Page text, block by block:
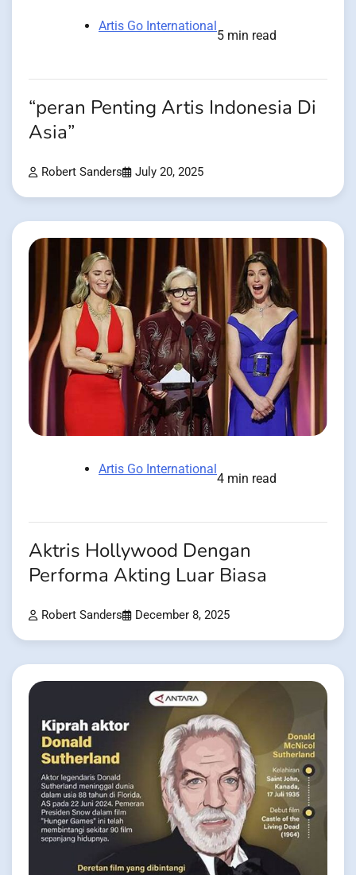
Artis Go International
5 min read
“peran Penting Artis Indonesia Di
Asia”
Robert Sanders July 20, 2025
Artis Go International
4 min read
Aktris Hollywood Dengan
Performa Akting Luar Biasa
Robert Sanders December 8, 2025